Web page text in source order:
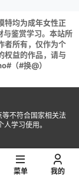
特均为成年女性正
与鉴赏学习。本站所
者所有，仅作为个
权益的作品，请与
（#换@）
不符合国家相关法
学习使用。
菜单 我的